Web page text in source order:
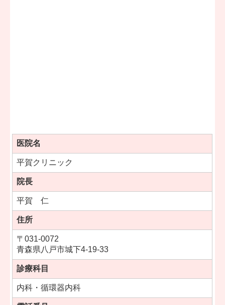
医院名
平賀クリニック
院長
平賀 仁
住所
〒031-0072
青森県八戸市城下4-19-33
診療科目
内科・循環器内科